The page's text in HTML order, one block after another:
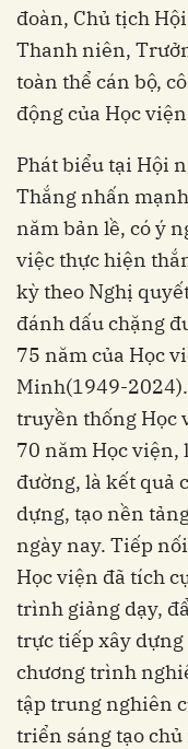
đoàn, Chủ tịch
Thanh niên,
toàn thể cán bộ,
động của Học
Phát biểu tại Hội
Thắng nhấn
năm bản lề, có ý
việc thực hiện
kỳ theo Nghị
đánh dấu chặng
75 năm của Học
Minh(1949-
truyền thống Học
70 năm Học viện,
đường, là kết quả
dựng, tạo nền
ngày nay. Tiếp
Học viện đã tích
trình giảng dạy,
trực tiếp xây
chương trình
tập trung nghiên
triển sáng tạo